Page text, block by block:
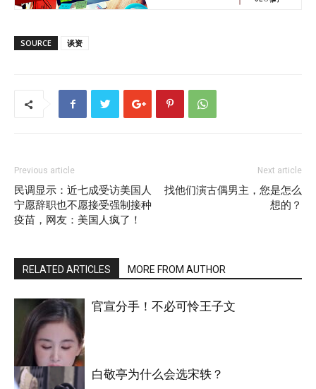
SOURCE 谈资
Previous article
民调显示：近七成受访美国人
宁愿辞职也不愿接受强制接种
疫苗，网友：美国人疯了！
Next article
找他们演古偶男主，您是怎么
想的？
RELATED ARTICLES MORE FROM AUTHOR
官宣分手！不必可怜王子文
白敬亭为什么会选宋轶？